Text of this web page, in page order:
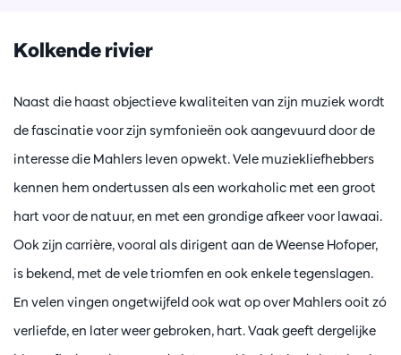
Kolkende rivier
Naast die haast objectieve kwaliteiten van zijn muziek wordt
de fascinatie voor zijn symfonieën ook aangevuurd door de
interesse die Mahlers leven opwekt. Vele muziekliefhebbers
kennen hem ondertussen als een workaholic met een groot
hart voor de natuur, en met een grondige afkeer voor lawaai.
Ook zijn carrière, vooral als dirigent aan de Weense Hofoper,
is bekend, met de vele triomfen en ook enkele tegenslagen.
En velen vingen ongetwijfeld ook wat op over Mahlers ooit zó
verliefde, en later weer gebroken, hart. Vaak geeft dergelijke